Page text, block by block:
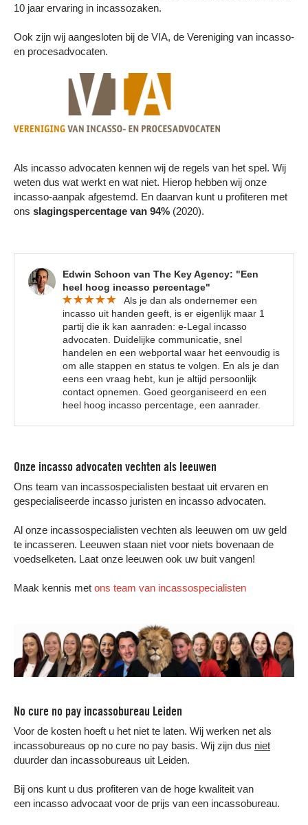
10 jaar ervaring in incassozaken.
Ook zijn wij aangesloten bij de VIA, de Vereniging van incasso-
en procesadvocaten.
Als incasso advocaten kennen wij de regels van het spel. Wij
weten dus wat werkt en wat niet. Hierop hebben wij onze
incasso-aanpak afgestemd. En daarvan kunt u profiteren met
ons slagingspercentage van 94% (2020).
Edwin Schoon van The Key Agency: "Een
heel hoog incasso percentage"
Als je dan als ondernemer een
incasso uit handen geeft, is er eigenlijk maar 1
partij die ik kan aanraden: e-Legal incasso
advocaten. Duidelijke communicatie, snel
handelen en een webportal waar het eenvoudig is
om alle stappen en status te volgen. En als je dan
eens een vraag hebt, kun je altijd persoonlijk
contact opnemen. Goed georganiseerd en een
heel hoog incasso percentage, een aanrader.
Onze incasso advocaten vechten als leeuwen
Ons team van incassospecialisten bestaat uit ervaren en
gespecialiseerde incasso juristen en incasso advocaten.
Al onze incassospecialisten vechten als leeuwen om uw geld
te incasseren. Leeuwen staan niet voor niets bovenaan de
voedselketen. Laat onze leeuwen ook uw buit vangen!
Maak kennis met ons team van incassospecialisten
No cure no pay incassobureau Leiden
Voor de kosten hoeft u het niet te laten. Wij werken net als
incassobureaus op no cure no pay basis. Wij zijn dus niet
duurder dan incassobureaus uit Leiden.
Bij ons kunt u dus profiteren van de hoge kwaliteit van
een incasso advocaat voor de prijs van een incassobureau.